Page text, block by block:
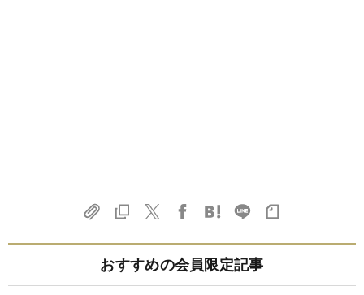
おすすめの会員限定記事